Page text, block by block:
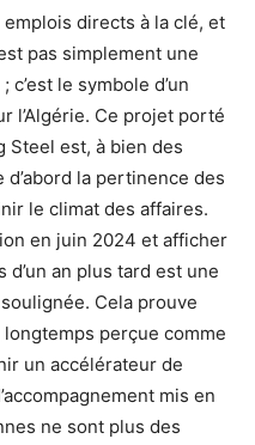
emplois directs à la clé, et
pas simplement une
le symbole d’un
l’Algérie. Ce projet porté
Steel est, à bien des
d’abord la pertinence des
le climat des affaires.
en juin 2024 et afficher
an plus tard est une
Cela prouve
perçue comme
un accélérateur de
mis en
ne sont plus des